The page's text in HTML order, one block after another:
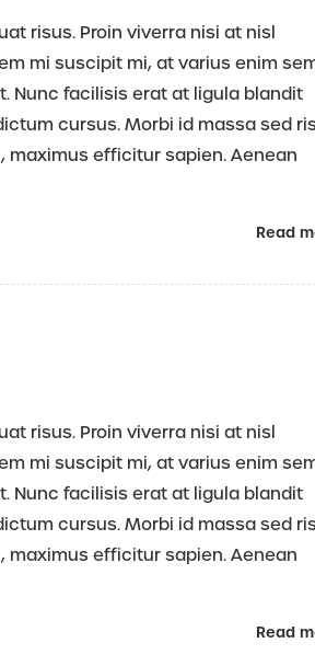
risus. Proin viverra nisi at nisl
mi suscipit mi, at varius enim
Nunc facilisis erat at ligula blandit
cursus. Morbi id massa sed
maximus efficitur sapien. Aenean
Read
risus. Proin viverra nisi at nisl
mi suscipit mi, at varius enim
Nunc facilisis erat at ligula blandit
cursus. Morbi id massa sed
maximus efficitur sapien. Aenean
Read